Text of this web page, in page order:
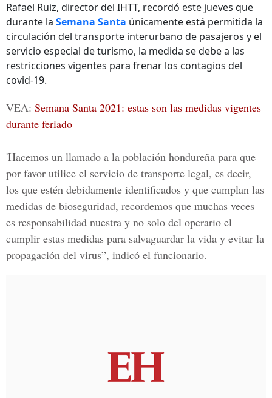
Rafael Ruiz, director del IHTT, recordó este jueves que
durante la Semana Santa únicamente está permitida la
circulación del transporte interurbano de pasajeros y el
servicio especial de turismo, la medida se debe a las
restricciones vigentes para frenar los contagios del
covid-19.
VEA: Semana Santa 2021: estas son las medidas vigentes
durante feriado
'Hacemos un llamado a la población hondureña para que
por favor utilice el servicio de transporte legal, es decir,
los que estén debidamente identificados y que cumplan las
medidas de bioseguridad, recordemos que muchas veces
es responsabilidad nuestra y no solo del operario el
cumplir estas medidas para salvaguardar la vida y evitar la
propagación del virus”, indicó el funcionario.